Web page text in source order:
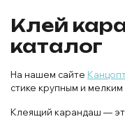
Клей
каталог
На нашем сайте
стике крупным и
Клеящий карандаш —